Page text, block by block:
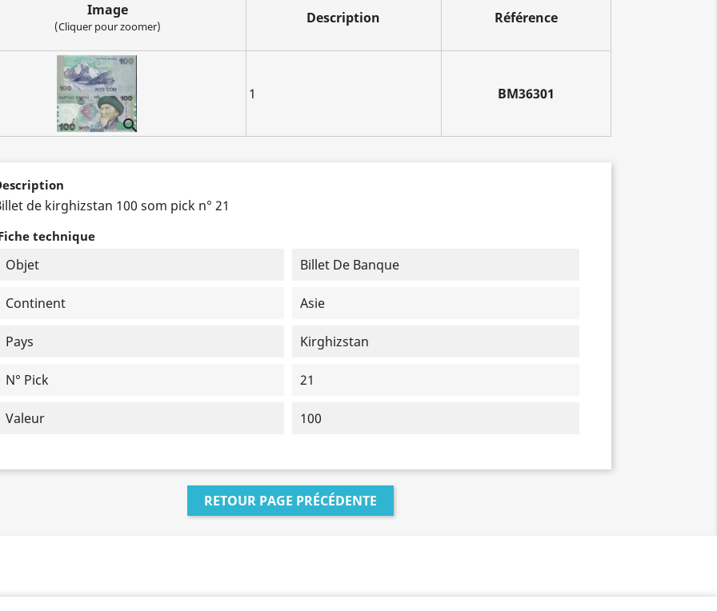
Image
(Cliquer pour zoomer) Description Référence

1 BM36301
de kirghizstan 100 som pick n° 21
technique
Objet Billet De Banque
Continent Asie
Pays Kirghizstan
N° Pick 21
Valeur 100
RETOUR PAGE PRÉCÉDENTE